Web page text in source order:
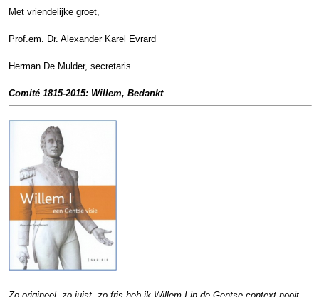
Met vriendelijke groet,
Prof.em. Dr. Alexander Karel Evrard
Herman De Mulder, secretaris
Comité 1815-2015: Willem, Bedankt